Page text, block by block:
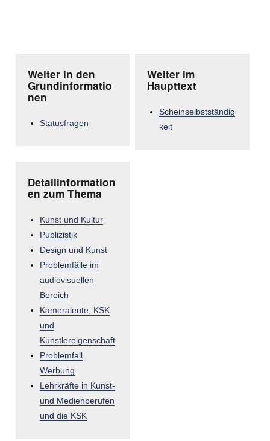
Weiter in den
Grundinformatio
nen
Statusfragen
Weiter im
Haupttext
Scheinselbstständig
keit
Detailinformation
en zum Thema
Kunst und Kultur
Publizistik
Design und Kunst
Problemfälle im
audiovisuellen
Bereich
Kameraleute, KSK
und
Künstlereigenschaft
Problemfall
Werbung
Lehrkräfte in Kunst-
und Medienberufen
und die KSK